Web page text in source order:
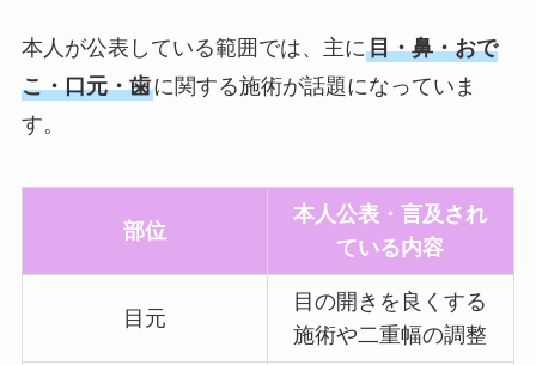
本人が公表している範囲では、主に目・鼻・おで
こ・口元・歯に関する施術が話題になっていま
す。
部位
本人公表・言及され
ている内容
目元
目の開きを良くする
施術や二重幅の調整